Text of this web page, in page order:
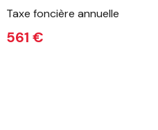
Taxe foncière annuelle
561 €